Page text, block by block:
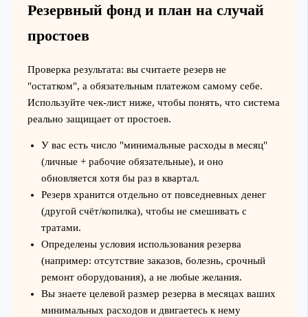
Резервный фонд и план на случай
простоев
Проверка результата: вы считаете резерв не
"остатком", а обязательным платежом самому себе.
Используйте чек-лист ниже, чтобы понять, что система
реально защищает от простоев.
У вас есть число "минимальные расходы в месяц"
(личные + рабочие обязательные), и оно
обновляется хотя бы раз в квартал.
Резерв хранится отдельно от повседневных денег
(другой счёт/копилка), чтобы не смешивать с
тратами.
Определены условия использования резерва
(например: отсутствие заказов, болезнь, срочный
ремонт оборудования), а не любые желания.
Вы знаете целевой размер резерва в месяцах ваших
минимальных расходов и двигаетесь к нему